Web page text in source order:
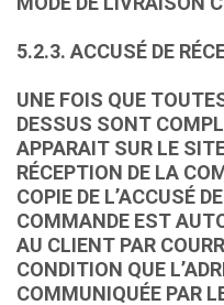
5.2.3. ACCUSÉ DE
UNE FOIS QUE
DESSUS SONT
APPARAIT SUR LE
RÉCEPTION DE LA
COPIE DE L’ACCUSÉ
COMMANDE EST
AU CLIENT PAR
CONDITION QUE
COMMUNIQUÉE PAR